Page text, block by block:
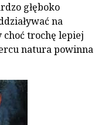
głęboko
na
choć trochę lepiej
natura powinna